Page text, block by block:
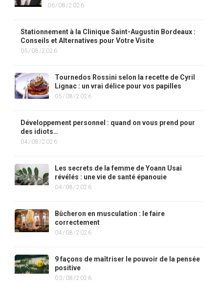
06/08/2026
Stationnement à la Clinique Saint-Augustin Bordeaux :
Conseils et Alternatives pour Votre Visite
05/08/2026
Tournedos Rossini selon la recette de Cyril
Lignac : un vrai délice pour vos papilles
05/08/2026
Développement personnel : quand on vous prend pour
des idiots…
04/08/2026
Les secrets de la femme de Yoann Usai
révélés : une vie de santé épanouie
04/08/2026
Bûcheron en musculation : le faire
correctement
04/08/2026
9 façons de maîtriser le pouvoir de la pensée
positive
03/08/2026